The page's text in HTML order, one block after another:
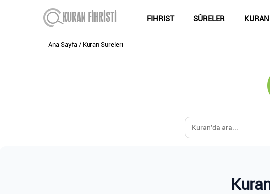
FIHRIST SÛRELER
Ana Sayfa Kuran Sureleri